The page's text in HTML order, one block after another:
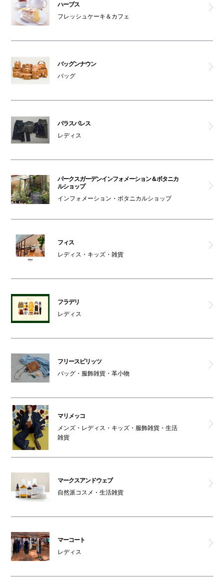
ハーブス
フレッシュケーキ＆カフェ
バッグンナウン
バッグ
パラスパレス
レディス
パークスガーデンインフォメーション＆ボタニカ
ルショップ
インフォメーション・ボタニカルショップ
フィス
レディス・キッズ・雑貨
フラデリ
レディス
フリースピリッツ
バッグ・服飾雑貨・革小物
マリメッコ
メンズ・レディス・キッズ・服飾雑貨・生活
雑貨
マークスアンドウェブ
自然派コスメ・生活雑貨
マーコート
レディス